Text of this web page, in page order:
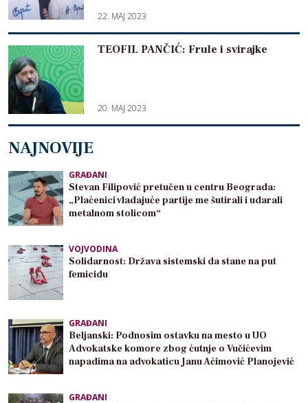
22. MAJ 2023
TEOFIL PANČIĆ: Frule i svirajke
20. MAJ 2023
NAJNOVIJE
GRAĐANI
Stevan Filipović pretučen u centru Beograda:
„Plaćenici vladajuće partije me šutirali i udarali
metalnom stolicom“
VOJVODINA
Solidarnost: Država sistemski da stane na put
femicidu
GRAĐANI
Beljanski: Podnosim ostavku na mesto u UO
Advokatske komore zbog ćutnje o Vučićevim
napadima na advokaticu Janu Aćimović Planojević
GRAĐANI